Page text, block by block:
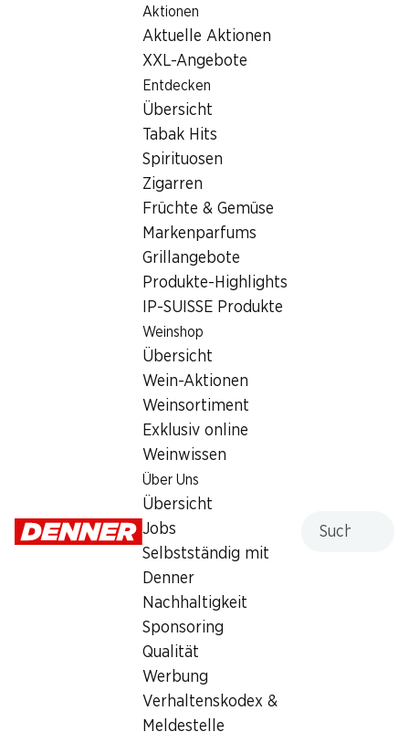
Aktionen
Aktuelle Aktionen
XXL-Angebote
Entdecken
Übersicht
Tabak Hits
Spirituosen
Zigarren
Früchte & Gemüse
Markenparfums
Grillangebote
Produkte-Highlights
IP-SUISSE Produkte
Weinshop
Übersicht
Wein-Aktionen
Weinsortiment
Exklusiv online
Weinwissen
Über Uns
Übersicht
Jobs
Selbstständig mit
Denner
Nachhaltigkeit
Sponsoring
Qualität
Werbung
Verhaltenskodex &
Meldestelle
Filialsuche
Denner Filiale Lukasstrasse 69, 9016 St. Gallen
9016 St. Gallen
Lukasstrasse 69, 9016 St. Gallen
Zur Wegbeschreibung
Öffnungszeiten
Bargeldbezug mit Post - / M-Card